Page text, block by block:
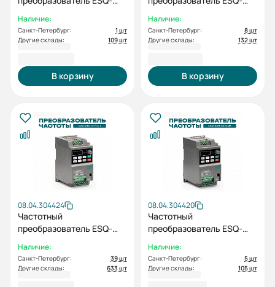
Наличие:
Санкт-Петербург:
1 шт
Другие склады:
109 шт
В корзину
Наличие:
Санкт-Петербург:
8 шт
Другие склады:
132 шт
В корзину
08.04.304424
Частотный
преобразователь ESQ-
Наличие:
Санкт-Петербург:
39 шт
Другие склады:
633 шт
08.04.304420
Частотный
преобразователь ESQ-
Наличие:
Санкт-Петербург:
5 шт
Другие склады:
105 шт